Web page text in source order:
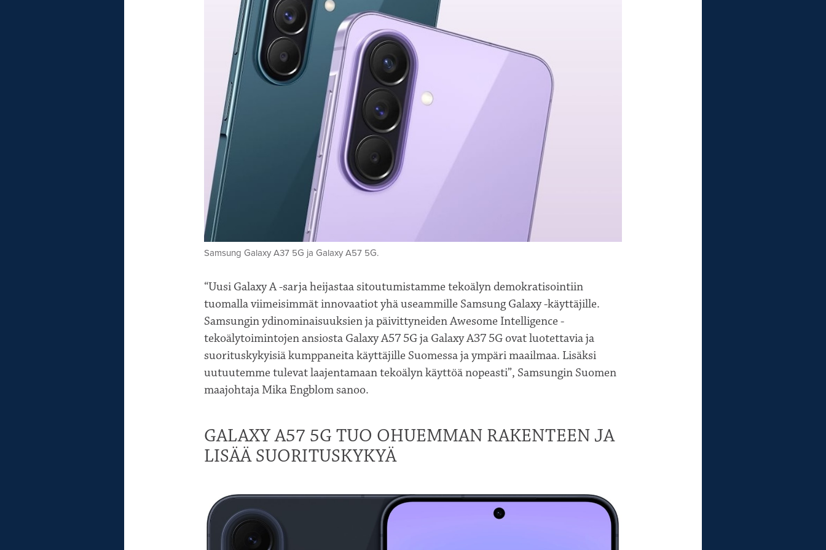
Samsung Galaxy A37 5G ja Galaxy A57 5G.
“Uusi Galaxy A -sarja heijastaa sitoutumistamme tekoälyn demokratisointiin
tuomalla viimeisimmät innovaatiot yhä useammille Samsung Galaxy -käyttäjille.
Samsungin ydinominaisuuksien ja päivittyneiden Awesome Intelligence -
tekoälytoimintojen ansiosta Galaxy A57 5G ja Galaxy A37 5G ovat luotettavia ja
suorituskykyisiä kumppaneita käyttäjille Suomessa ja ympäri maailmaa. Lisäksi
uutuutemme tulevat laajentamaan tekoälyn käyttöä nopeasti”, Samsungin Suomen
maajohtaja Mika Engblom sanoo.
GALAXY A57 5G TUO OHUEMMAN RAKENTEEN JA
LISÄÄ SUORITUSKYKYÄ